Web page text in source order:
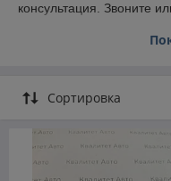
консультация. Звоните
Для СТО и магазинов
Сортировка